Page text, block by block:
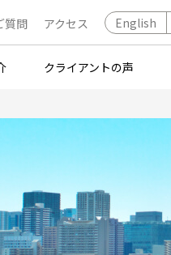
質問 アクセス English
クライアントの声